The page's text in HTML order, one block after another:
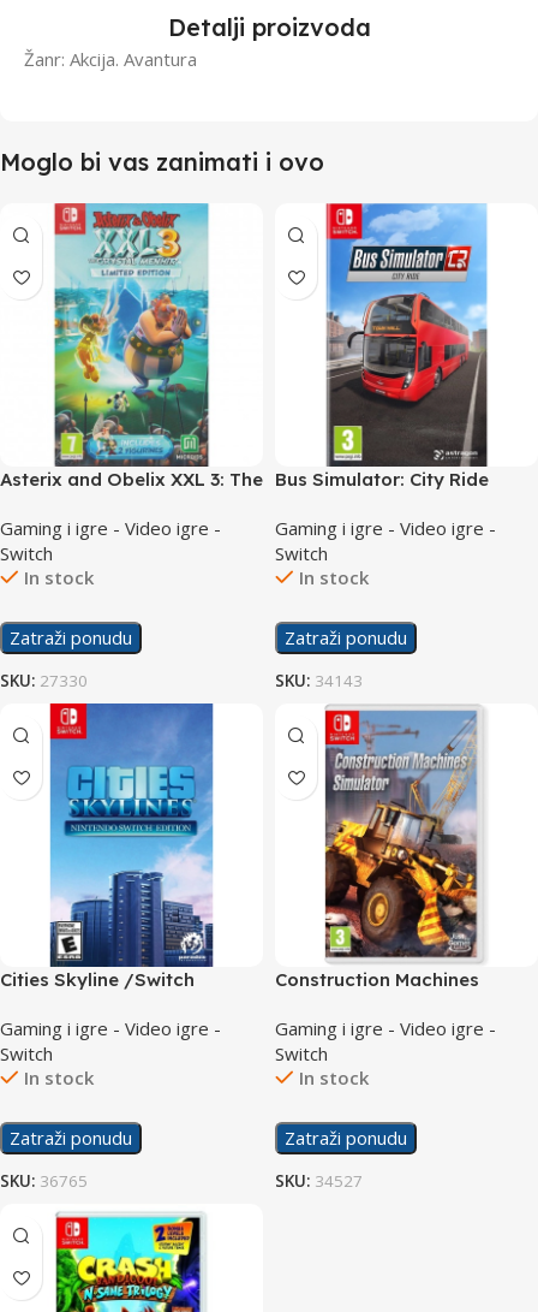
Detalji proizvoda
Žanr: Akcija. Avantura
Moglo bi vas zanimati i ovo
Asterix and Obelix XXL 3: The
Edition /Switch
Gaming i igre - Video igre -
Switch
In stock
Zatraži ponudu
SKU: 27330
Bus Simulator: City Ride
Gaming i igre - Video igre -
Switch
In stock
Zatraži ponudu
SKU: 34143
Cities Skyline /Switch
Gaming i igre - Video igre -
Switch
In stock
Zatraži ponudu
SKU: 36765
Construction Machines
Gaming i igre - Video igre -
Switch
In stock
Zatraži ponudu
SKU: 34527